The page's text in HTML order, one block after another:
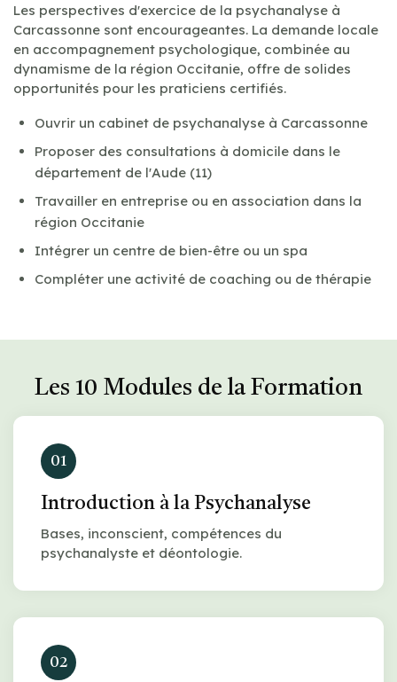
Les perspectives d'exercice de la psychanalyse à
Carcassonne sont encourageantes. La demande locale
en accompagnement psychologique, combinée au
dynamisme de la région Occitanie, offre de solides
opportunités pour les praticiens certifiés.
Ouvrir un cabinet de psychanalyse à Carcassonne
Proposer des consultations à domicile dans le
département de l'Aude (11)
Travailler en entreprise ou en association dans la
région Occitanie
Intégrer un centre de bien-être ou un spa
Compléter une activité de coaching ou de thérapie
Les 10 Modules de la Formation
01
Introduction à la Psychanalyse
Bases, inconscient, compétences du
psychanalyste et déontologie.
02